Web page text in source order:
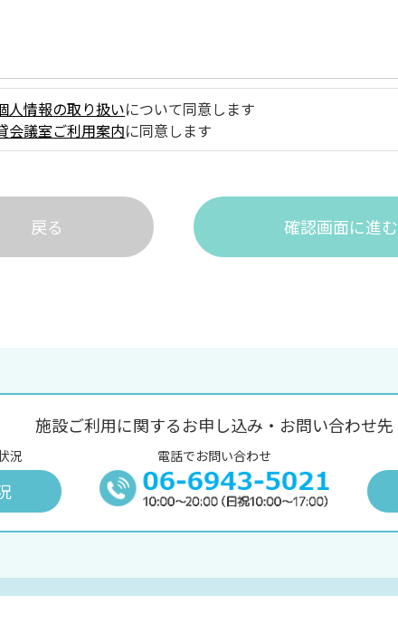
人情報の取り扱いについて同意します
会議室ご利用案内に同意します
戻る 確認画面に進む
施設ご利用に関するお申し込み・お問い合わせ先
況 電話でお問い合わせ